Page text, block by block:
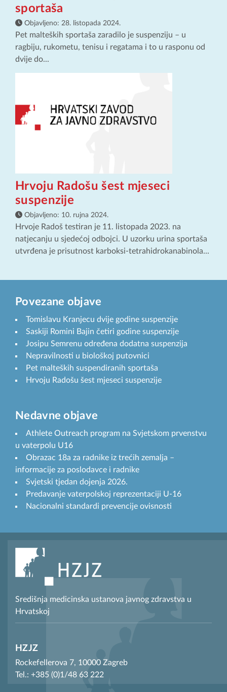
sportaša
Objavljeno: 28. listopada 2024.
Pet malteških sportaša zaradilo je suspenziju – u
ragbiju, rukometu, tenisu i regatama i to u rasponu od
dvije do...
Hrvoju Radošu šest mjeseci
suspenzije
Objavljeno: 10. rujna 2024.
Hrvoje Radoš testiran je 11. listopada 2023. na
natjecanju u sjedećoj odbojci. U uzorku urina sportaša
utvrđena je prisutnost karboksi-tetrahidrokanabinola...
Povezane objave
Tomislavu Kranjecu dvije godine suspenzije
Saskiji Romini Bajin četiri godine suspenzije
Josipu Semrenu određena dodatna suspenzija
Nepravilnosti u biološkoj putovnici
Pet malteških suspendiranih sportaša
Hrvoju Radošu šest mjeseci suspenzije
Nedavne objave
Athlete Outreach program na Svjetskom prvenstvu
u vaterpolu U16
Obrazac 18a za radnike iz trećih zemalja –
informacije za poslodavce i radnike
Svjetski tjedan dojenja 2026.
Predavanje vaterpolskoj reprezentaciji U-16
Nacionalni standardi prevencije ovisnosti
Središnja medicinska ustanova javnog zdravstva u
Hrvatskoj
HZJZ
Rockefellerova 7, 10000 Zagreb
Tel.: +385 (0)1/48 63 222